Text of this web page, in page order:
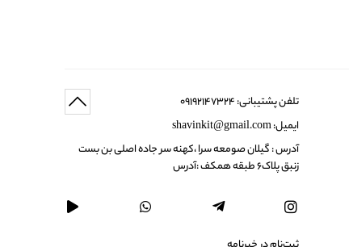
تلفن پشتیبانی: 09192147324
ایمیل: shavinkit@gmail.com
آدرس : گیلان صومعه سرا ،کهنه سر جاده اصلی بن بست
زنبق پلاک6 طبقه همکف :آدرس